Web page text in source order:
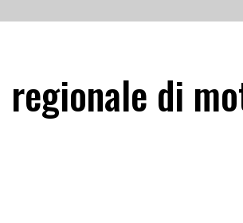
di